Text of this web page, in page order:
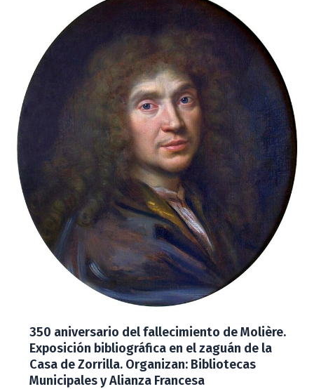
350 aniversario del fallecimiento de Molière.
Exposición bibliográfica en el zaguán de la
Casa de Zorrilla. Organizan: Bibliotecas
Municipales y Alianza Francesa